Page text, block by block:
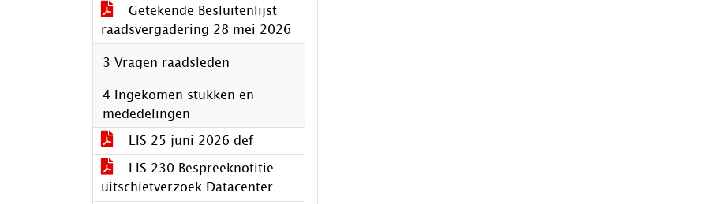
Getekende Besluitenlijst
raadsvergadering 28 mei 2026
3 Vragen raadsleden
4 Ingekomen stukken en
mededelingen
LIS 25 juni 2026 def
LIS 230 Bespreeknotitie
uitschietverzoek Datacenter